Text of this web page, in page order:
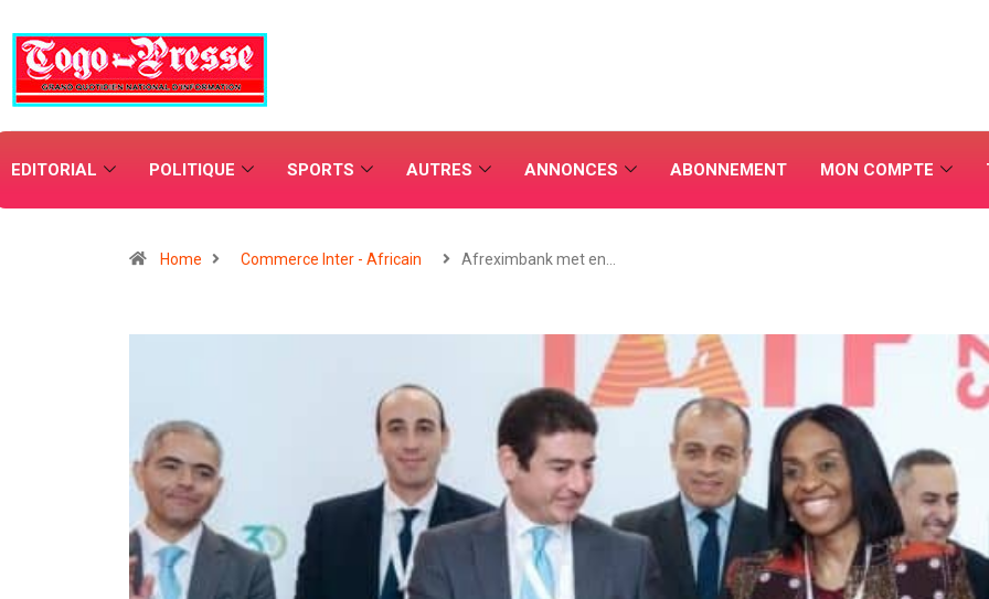
EDITORIAL POLITIQUE SPORTS AUTRES ANNONCES ABONNEMENT MON COMPTE
Home Commerce Inter - Africain Afreximbank met en…